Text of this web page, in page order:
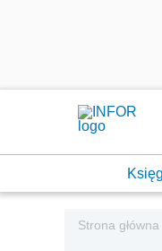
Strona główna